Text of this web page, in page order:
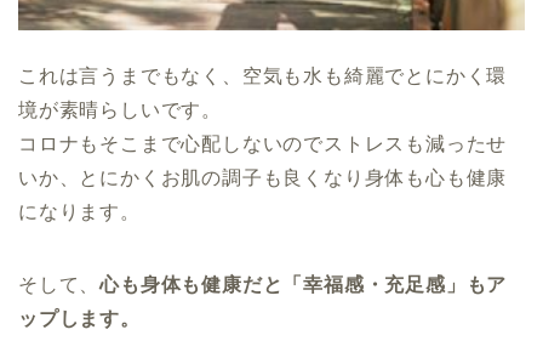
これは言うまでもなく、空気も水も綺麗でとにかく環
境が素晴らしいです。
コロナもそこまで心配しないのでストレスも減ったせ
いか、とにかくお肌の調子も良くなり身体も心も健康
になります。
そして、心も身体も健康だと「幸福感・充足感」もア
ップします。